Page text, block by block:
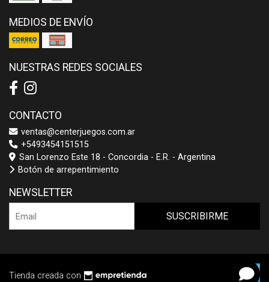
MEDIOS DE ENVÍO
NUESTRAS REDES SOCIALES
CONTACTO
ventas@centerjuegos.com.ar
+5493454151515
San Lorenzo Este 18 - Concordia - E.R. - Argentina
Botón de arrepentimiento
NEWSLETTER
SUSCRIBIRME
Tienda creada con